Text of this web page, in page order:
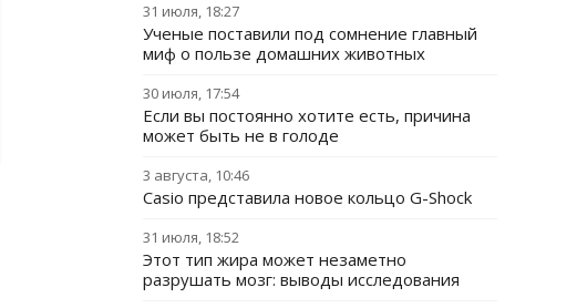
31 июля, 18:27
Ученые поставили под сомнение главный
миф о пользе домашних животных
30 июля, 17:54
Если вы постоянно хотите есть, причина
может быть не в голоде
3 августа, 10:46
Casio представила новое кольцо G-Shock
31 июля, 18:52
Этот тип жира может незаметно
разрушать мозг: выводы исследования